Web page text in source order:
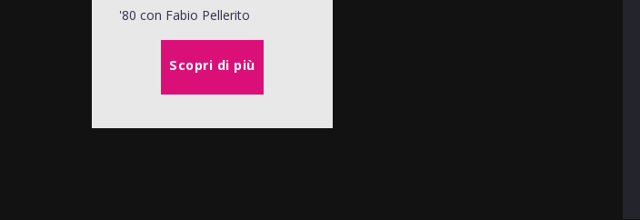
'80 con Fabio Pellerito
Scopri di più